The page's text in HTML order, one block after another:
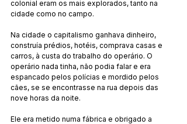
colonial eram os mais explorados, tanto na
cidade como no campo.
Na cidade o capitalismo ganhava dinheiro,
construía prédios, hotéis, comprava casas e
carros, à custa do trabalho do operário. O
operário nada tinha, não podia falar e era
espancado pelos polícias e mordido pelos
cães, se se encontrasse na rua depois das
nove horas da noite.
Ele era metido numa fábrica e obrigado a